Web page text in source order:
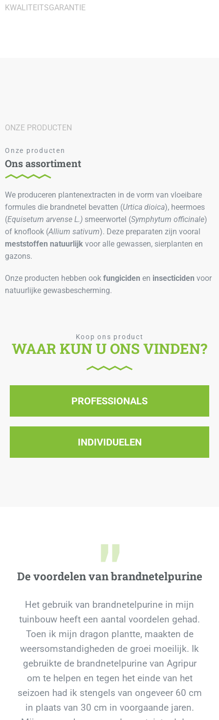
Onze producten
Ons assortiment
We produceren plantenextracten in de vorm van vloeibare
formules die brandnetel bevatten ( Urtica dioica ), heermoes
( Equisetum arvense L.) smeerwortel ( Symphytum officinale )
of knoflook (
). Deze preparaten zijn vooral
natuurlijk
voor alle gewassen, sierplanten en
gazons.
Onze producten hebben ook fungiciden
natuurlijke gewasbescherming.
Koop ons product
WAAR KUN U ONS VINDEN?
PROFESSIONALS
INDIVIDUELEN
"
De voordelen van brandnetelpurine
Het gebruik van brandnetelpurine in mijn
tuinbouw heeft een aantal voordelen gehad.
Toen ik mijn dragon plantte, maakten de
weersomstandigheden de groei moeilijk. Ik
gebruikte de brandnetelpurine van Agripur
om te helpen en tegen het einde van het
seizoen had ik stengels van ongeveer 60 cm
in plaats van 30 cm in voorgaande jaren.